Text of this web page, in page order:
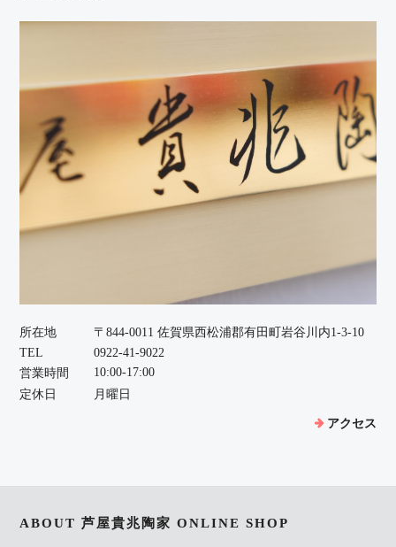
所在地
〒844-0011 佐賀県西松浦郡有田町岩谷川内1-3-10
TEL
0922-41-9022
営業時間
10:00-17:00
定休日
月曜日
アクセス
ABOUT 芦屋貴兆陶家 ONLINE SHOP